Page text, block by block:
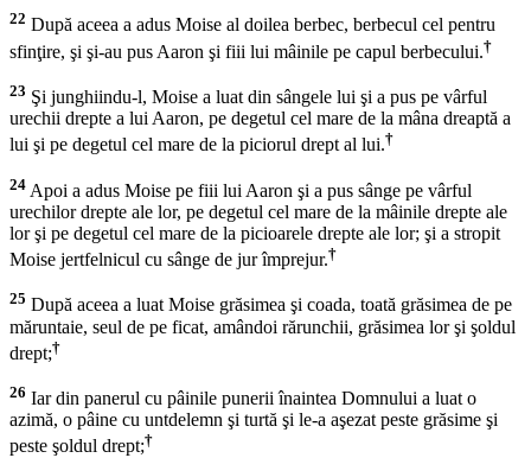
22 După aceea a adus Moise al doilea berbec, berbecul cel pentru
sfinţire, şi şi-au pus Aaron şi fiii lui mâinile pe capul berbecului.†
23 Şi junghiindu-l, Moise a luat din sângele lui şi a pus pe vârful
urechii drepte a lui Aaron, pe degetul cel mare de la mâna dreaptă a
lui şi pe degetul cel mare de la piciorul drept al lui.†
24 Apoi a adus Moise pe fiii lui Aaron şi a pus sânge pe vârful
urechilor drepte ale lor, pe degetul cel mare de la mâinile drepte ale
lor şi pe degetul cel mare de la picioarele drepte ale lor; şi a stropit
Moise jertfelnicul cu sânge de jur împrejur.†
25 După aceea a luat Moise grăsimea şi coada, toată grăsimea de pe
măruntaie, seul de pe ficat, amândoi rărunchii, grăsimea lor şi şoldul
drept;†
26 Iar din panerul cu pâinile punerii înaintea Domnului a luat o
azimă, o pâine cu untdelemn şi turtă şi le-a aşezat peste grăsime şi
peste şoldul drept;†